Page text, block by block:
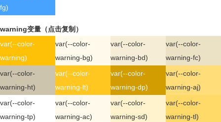
fg)
warning变量（点击复制）
var(--color-
warning)
var(--color-
warning-bg)
var(--color-
warning-bd)
var(--color-
warning-fc)
var(--color-
warning-ht)
var(--color-
warning-lt)
var(--color-
warning-dp)
var(--color-
warning-aj)
var(--color-
warning-tp)
var(--color-
warning-ac)
var(--color-
warning-sd)
var(--color-
warning-tl)